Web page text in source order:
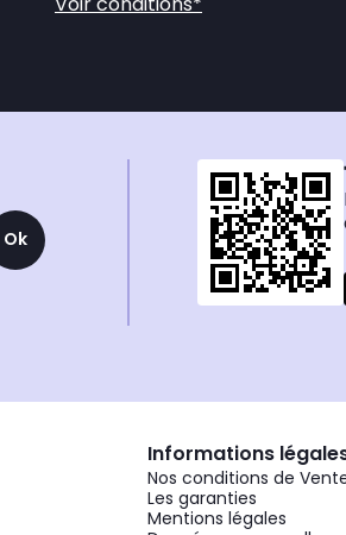
Ok
Informations
Nos conditions de
Les garanties
Mentions légales